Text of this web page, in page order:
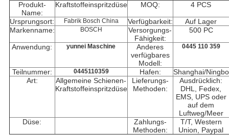
Produkt-
Name:
Kraftstoffeinspritzdüse MOQ: 4 PCS
Ursprungsort: Fabrik Bosch China Verfügbarkeit:
Auf Lager
Markenname:
BOSCH
Versorgungs-
Fähigkeit:
500 PC
Anwendung: yunnei Maschine
Anderes
verfügbares
Modell:
0445 110 359
Teilnummer: 0445110359 Hafen:
Shanghai/Ningbo
Art:
Allgemeine Schienen-
Kraftstoffeinspritzdüse
Lieferungs-
Methoden:
Ausdrücklich:
DHL, Fedex,
EMS, UPS oder
auf dem
Luftweg/Meer
Düse:
Zahlungs-
Methoden:
T/T, Western
Union, Paypal